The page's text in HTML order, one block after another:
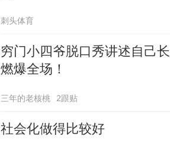
刺头体育
穷门小四爷脱口秀讲述自己
燃爆全场！
三年的老核桃 2跟贴
社会化做得比较好